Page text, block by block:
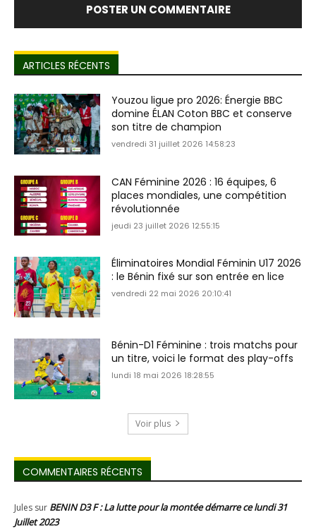
ARTICLES RÉCENTS
Youzou ligue pro 2026: Énergie BBC
domine ÉLAN Coton BBC et conserve
son titre de champion
vendredi 31 juillet 2026 14:58:23
CAN Féminine 2026 : 16 équipes, 6
places mondiales, une compétition
révolutionnée
jeudi 23 juillet 2026 12:55:15
Éliminatoires Mondial Féminin U17 2026
: le Bénin fixé sur son entrée en lice
vendredi 22 mai 2026 20:10:41
Bénin-D1 Féminine : trois matchs pour
un titre, voici le format des play-offs
lundi 18 mai 2026 18:28:55
Voir plus
COMMENTAIRES RÉCENTS
Jules sur BENIN D3 F : La lutte pour la montée démarre ce lundi 31
Juillet 2023